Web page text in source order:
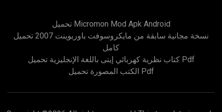
تحميل Micromon Mod Apk Android
نسخة مجانية سابقة من مايكروسوفت باوربوينت 2007 تحميل
كامل
كتاب نظرية كهربائي إيتى باللغة الإنجليزية تحميل Pdf
الكتب المصورة تحميل Pdf